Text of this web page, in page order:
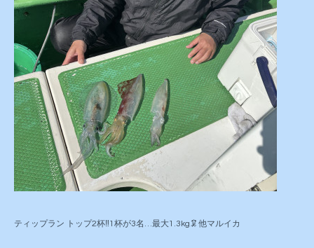
ティップラン トップ2杯‼️1杯が3名…最大1.3kg🦑他マルイカ